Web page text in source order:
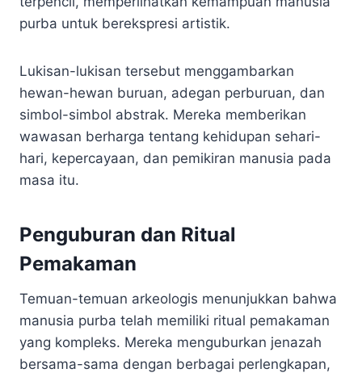
purba untuk berekspresi artistik.
Lukisan-lukisan tersebut menggambarkan
hewan-hewan buruan, adegan perburuan, dan
simbol-simbol abstrak. Mereka memberikan
wawasan berharga tentang kehidupan sehari-
hari, kepercayaan, dan pemikiran manusia pada
masa itu.
Penguburan dan Ritual
Pemakaman
Temuan-temuan arkeologis menunjukkan bahwa
manusia purba telah memiliki ritual pemakaman
yang kompleks. Mereka menguburkan jenazah
bersama-sama dengan berbagai perlengkapan,